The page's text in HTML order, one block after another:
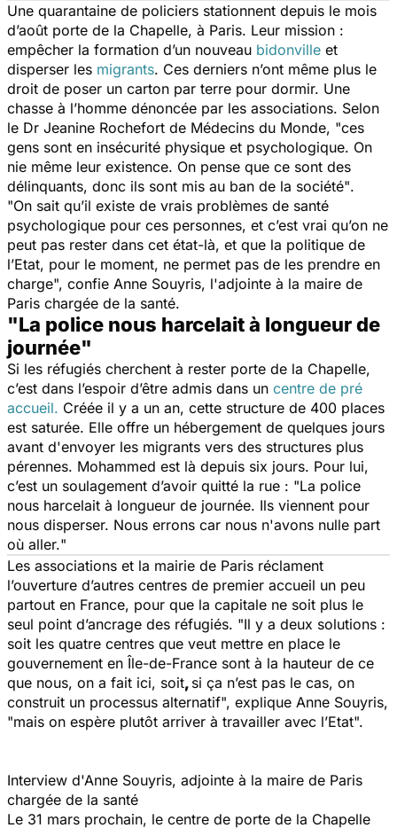
Une quarantaine de policiers stationnent depuis le mois
d’août porte de la Chapelle, à Paris. Leur mission :
empêcher la formation d’un nouveau bidonville et
disperser les migrants. Ces derniers n’ont même plus le
droit de poser un carton par terre pour dormir. Une
chasse à l’homme dénoncée par les associations. Selon
le Dr Jeanine Rochefort de Médecins du Monde, "ces
gens sont en insécurité physique et psychologique. On
nie même leur existence. On pense que ce sont des
délinquants, donc ils sont mis au ban de la société".
"On sait qu’il existe de vrais problèmes de santé
psychologique pour ces personnes, et c’est vrai qu’on ne
peut pas rester dans cet état-là, et que la politique de
l’Etat, pour le moment, ne permet pas de les prendre en
charge", confie Anne Souyris, l'adjointe à la maire de
Paris chargée de la santé.
"La police nous harcelait à longueur de
journée"
Si les réfugiés cherchent à rester porte de la Chapelle,
c’est dans l’espoir d’être admis dans un centre de pré
accueil. Créée il y a un an, cette structure de 400 places
est saturée. Elle offre un hébergement de quelques jours
avant d'envoyer les migrants vers des structures plus
pérennes. Mohammed est là depuis six jours. Pour lui,
c’est un soulagement d’avoir quitté la rue : "La police
nous harcelait à longueur de journée. Ils viennent pour
nous disperser. Nous errons car nous n'avons nulle part
où aller."
Les associations et la mairie de Paris réclament
l’ouverture d’autres centres de premier accueil un peu
partout en France, pour que la capitale ne soit plus le
seul point d’ancrage des réfugiés. "Il y a deux solutions :
soit les quatre centres que veut mettre en place le
gouvernement en Île-de-France sont à la hauteur de ce
que nous, on a fait ici, soit, si ça n’est pas le cas, on
construit un processus alternatif", explique Anne Souyris,
"mais on espère plutôt arriver à travailler avec l’Etat".
Interview d'Anne Souyris, adjointe à la maire de Paris
chargée de la santé
Le 31 mars prochain, le centre de porte de la Chapelle